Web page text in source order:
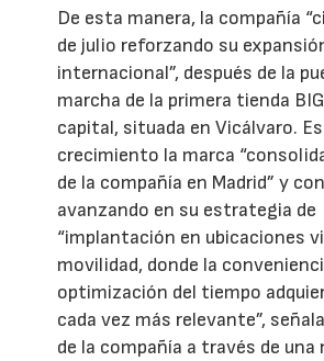
De esta manera, la compañía
de julio reforzando su
internacional”, después de la
marcha de la primera tienda
capital, situada en Vicálvaro.
crecimiento la marca
de la compañía en Madrid” y
avanzando en su estrategia de
“implantación en ubicaciones
movilidad, donde la
optimización del tiempo
cada vez más relevante”,
de la compañía a través de una